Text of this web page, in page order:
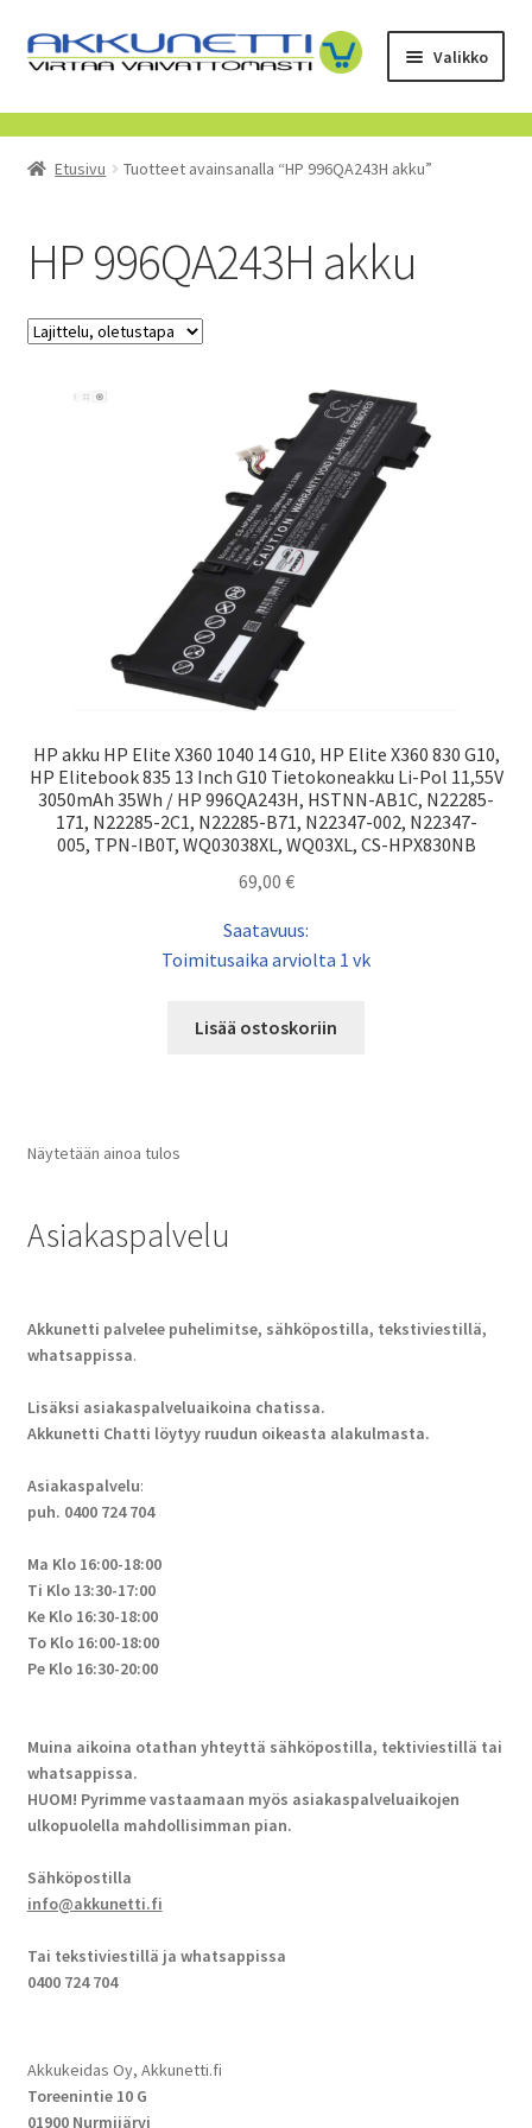
Siirry
navigointiin
Siirry
sisältöön
Valikko
Kauppa
Tietoa meistä
Etusivu Tuotteet avainsanalla “HP 996QA243H akku”
HP 996QA243H akku
HP akku HP Elite X360 1040 14 G10, HP Elite X360 830 G10,
HP Elitebook 835 13 Inch G10 Tietokoneakku Li-Pol 11,55V
3050mAh 35Wh / HP 996QA243H, HSTNN-AB1C, N22285-
171, N22285-2C1, N22285-B71, N22347-002, N22347-
005, TPN-IB0T, WQ03038XL, WQ03XL, CS-HPX830NB
69,00 €
Saatavuus:
Toimitusaika arviolta 1 vk
Lisää ostoskoriin
Näytetään ainoa tulos
Asiakaspalvelu
Akkunetti palvelee puhelimitse, sähköpostilla, tekstiviestillä,
whatsappissa.
Lisäksi asiakaspalveluaikoina chatissa.
Akkunetti Chatti löytyy ruudun oikeasta alakulmasta.
Asiakaspalvelu:
puh. 0400 724 704
Ma Klo 16:00-18:00
Ti Klo 13:30-17:00
Ke Klo 16:30-18:00
To Klo 16:00-18:00
Pe Klo 16:30-20:00
Muina aikoina otathan yhteyttä sähköpostilla, tektiviestillä tai
whatsappissa.
HUOM! Pyrimme vastaamaan myös asiakaspalveluaikojen
ulkopuolella mahdollisimman pian.
Sähköpostilla
info@akkunetti.fi
Tai tekstiviestillä ja whatsappissa
0400 724 704
Akkukeidas Oy, Akkunetti.fi
Toreenintie 10 G
01900 Nurmijärvi